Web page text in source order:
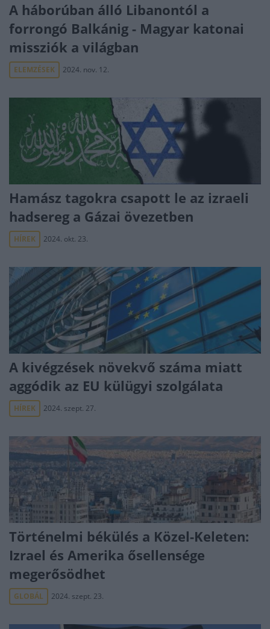
A háborúban álló Libanontól a
forrongó Balkánig - Magyar katonai
missziók a világban
ELEMZÉSEK 2024. nov. 12.
Hamász tagokra csapott le az izraeli
hadsereg a Gázai övezetben
HÍREK 2024. okt. 23.
A kivégzések növekvő száma miatt
aggódik az EU külügyi szolgálata
HÍREK 2024. szept. 27.
Történelmi békülés a Közel-Keleten:
Izrael és Amerika ősellensége
megerősödhet
GLOBÁL 2024. szept. 23.